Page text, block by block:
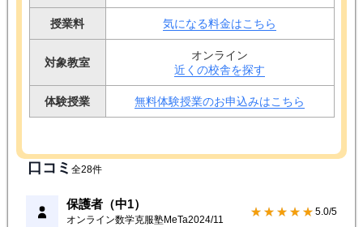
授業料 気になる料金はこちら
対象教室
オンライン
近くの校舎を探す
体験授業 無料体験授業のお申込みはこちら
口コミ 全28件
保護者（中1）
オンライン数学克服塾MeTa2024/11
★★★★★ 5.0/5